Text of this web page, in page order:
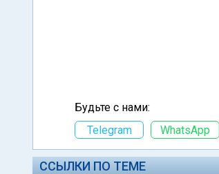
Будьте с нами:
Telegram
WhatsApp
ССЫЛКИ ПО ТЕМЕ